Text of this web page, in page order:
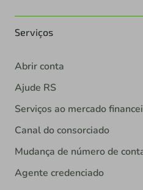
Serviços
Abrir conta
Ajude RS
Serviços ao mercado
Canal do consorciado
Mudança de número de
Agente credenciado